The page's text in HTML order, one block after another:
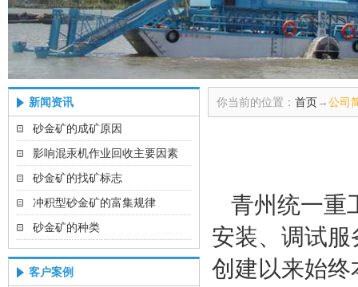
新闻资讯
砂金矿的成矿原因
影响混汞机作业回收主要因素
砂金矿的找矿标志
冲积型砂金矿的富集规律
砂金矿的种类
客户案例
你当前的位置： 首页→公司
青州统一重
安装、调试
创建以来始终